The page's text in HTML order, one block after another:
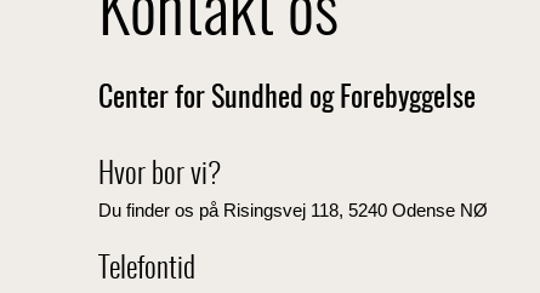
Kontakt os
Center for Sundhed og Forebyggelse
Hvor bor vi?
Du finder os på Risingsvej 118, 5240 Odense NØ
Telefontid